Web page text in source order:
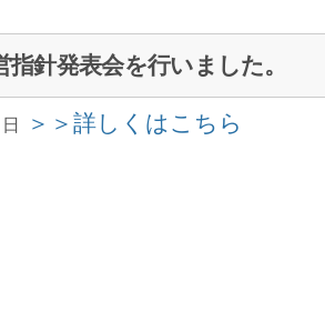
指針発表会を行いました。
＞＞詳しくはこちら